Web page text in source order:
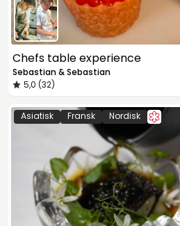
Chefs table experience
Sebastian & Sebastian
5,0 (32)
Asiatisk Fransk Nordisk